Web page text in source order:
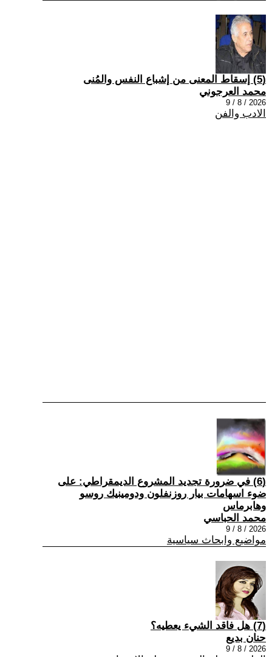
(5) إسقاط المعنى من إشباع النفس والمُنى
محمد العرجوني
2026 / 8 / 9
الادب والفن
(6) في ضرورة تجديد المشروع الديمقراطي: على
ضوء اسهامات بيار روزنفلون ودومينيك روسو
وهابرماس
محمد الحباسي
2026 / 8 / 9
مواضيع وابحاث سياسية
(7) هل فاقد الشيء يعطيه؟
حنان بديع
2026 / 8 / 9